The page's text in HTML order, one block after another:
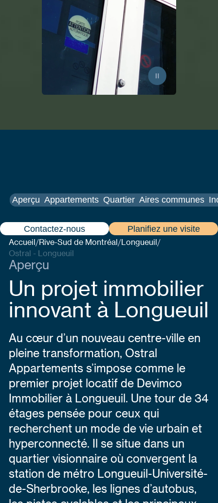
Aperçu Appartements Quartier Aires communes
Contactez-nous Planifiez une visite
Accueil/Rive-Sud de Montréal/Longueuil/
Ostral - Longueuil
Aperçu
Un projet immobilier
innovant à Longueuil
Au cœur d’un nouveau centre-ville en
pleine transformation, Ostral
Appartements s’impose comme le
premier projet locatif de Devimco
Immobilier à Longueuil. Une tour de 34
étages pensée pour ceux qui
recherchent un mode de vie urbain et
hyperconnecté. Il se situe dans un
quartier visionnaire où convergent la
station de métro Longueuil-Université-
de-Sherbrooke, les lignes d’autobus,